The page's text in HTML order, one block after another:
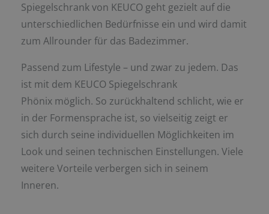
Spiegelschrank von KEUCO geht gezielt auf die
unterschiedlichen Bedürfnisse ein und wird damit
zum Allrounder für das Badezimmer.
Passend zum Lifestyle – und zwar zu jedem. Das
ist mit dem KEUCO Spiegelschrank
Phönix möglich. So zurückhaltend schlicht, wie er
in der Formensprache ist, so vielseitig zeigt er
sich durch seine individuellen Möglichkeiten im
Look und seinen technischen Einstellungen. Viele
weitere Vorteile verbergen sich in seinem
Inneren.